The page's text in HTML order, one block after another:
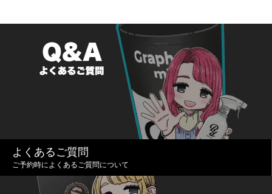
よくあるご質問
ご予約時によくあるご質問について